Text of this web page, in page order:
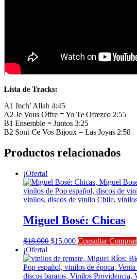
Lista de Tracks:
A1 Inch’ Allah 4:45
A2 Je Vous Offre = Yo Te Ofrezco 2:55
B1 Ensemble = Juntos 3:25
B2 Sont-Ce Vos Bijoux = Las Joyas 2:58
Productos relacionados
¡Oferta!
Miguel Bosé: Chicas
$18.000 El
original
era:
$18.000.
$15.000El
actual
es:
$15.000.
Consultar Comprar
¡Oferta!